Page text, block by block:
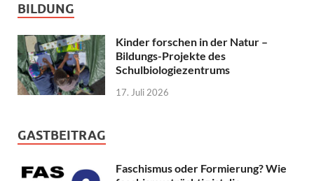
BILDUNG
Kinder forschen in der Natur –
Bildungs-Projekte des
Schulbiologiezentrums
17. Juli 2026
GASTBEITRAG
Faschismus oder Formierung? Wie